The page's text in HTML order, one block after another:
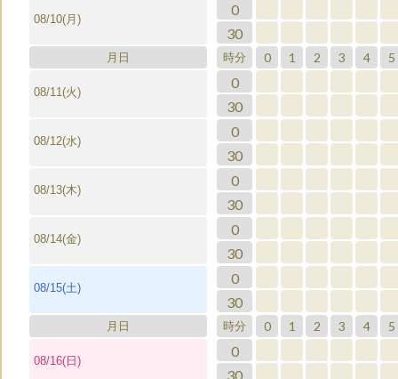
08/10(月)
0
30
月日 時分 0 1 2 3 4 5
08/11(火)
0
30
08/12(水)
0
30
08/13(木)
0
30
08/14(金)
0
30
08/15(土)
0
30
月日 時分 0 1 2 3 4 5
08/16(日)
0
30